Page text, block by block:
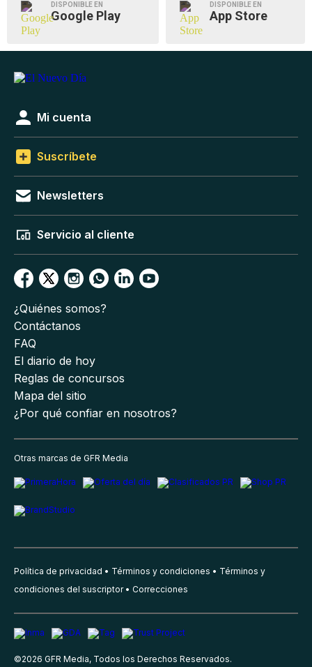
DISPONIBLE EN
Google Play
DISPONIBLE EN
App Store
Mi cuenta
Suscríbete
Newsletters
Servicio al cliente
¿Quiénes somos?
Contáctanos
FAQ
El diario de hoy
Reglas de concursos
Mapa del sitio
¿Por qué confiar en nosotros?
Otras marcas de GFR Media
Política de privacidad Términos y condiciones
Términos y
condiciones del suscriptor
Correcciones
©2026 GFR Media, Todos los Derechos Reservados.